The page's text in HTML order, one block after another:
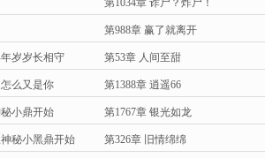
第1034章 诈尸？炸尸！
第988章 赢了就离开
岁岁长相守 第53章 人间至甜
么又是你 第1388章 逍遥66
小鼎开始 第1767章 银光如龙
秘小黑鼎开始 第326章 旧情绵绵